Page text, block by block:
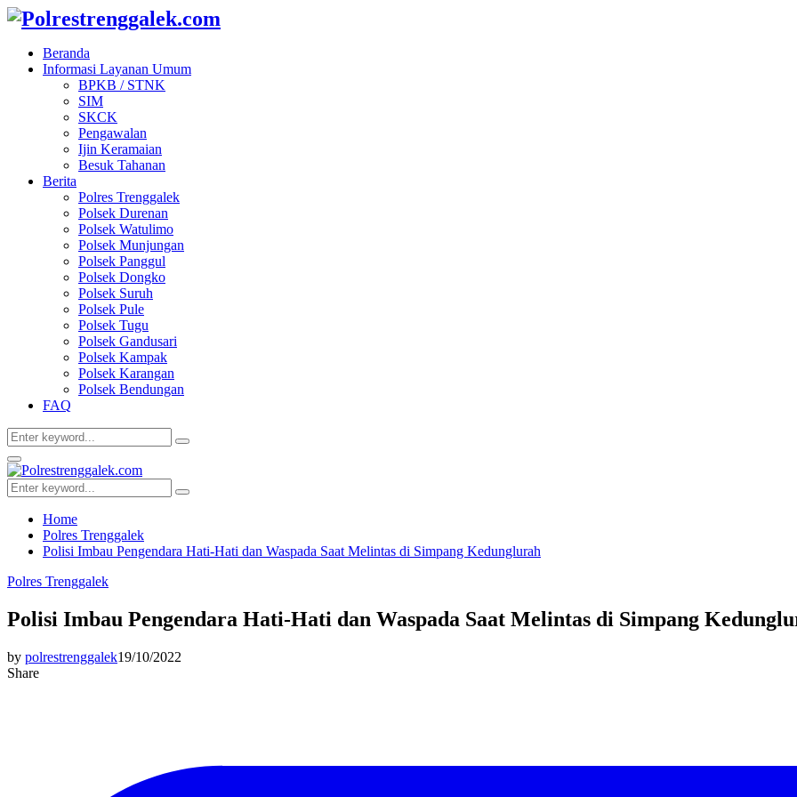
Beranda
Informasi Layanan Umum
BPKB / STNK
SIM
SKCK
Pengawalan
Ijin Keramaian
Besuk Tahanan
Berita
Polres Trenggalek
Polsek Durenan
Polsek Watulimo
Polsek Munjungan
Polsek Panggul
Polsek Dongko
Polsek Suruh
Polsek Pule
Polsek Tugu
Polsek Gandusari
Polsek Kampak
Polsek Karangan
Polsek Bendungan
FAQ
Search
for:
Search
Facebook
Twitter
Youtube
Primary
Menu
Search
for:
Search
Home
Polres Trenggalek
Polisi Imbau Pengendara Hati-Hati dan Waspada Saat Melintas di Simpang Kedunglurah
Polres Trenggalek
Polisi Imbau Pengendara Hati-Hati dan Waspada Saat Melintas di Simpang
by polrestrenggalek19/10/2022
Share